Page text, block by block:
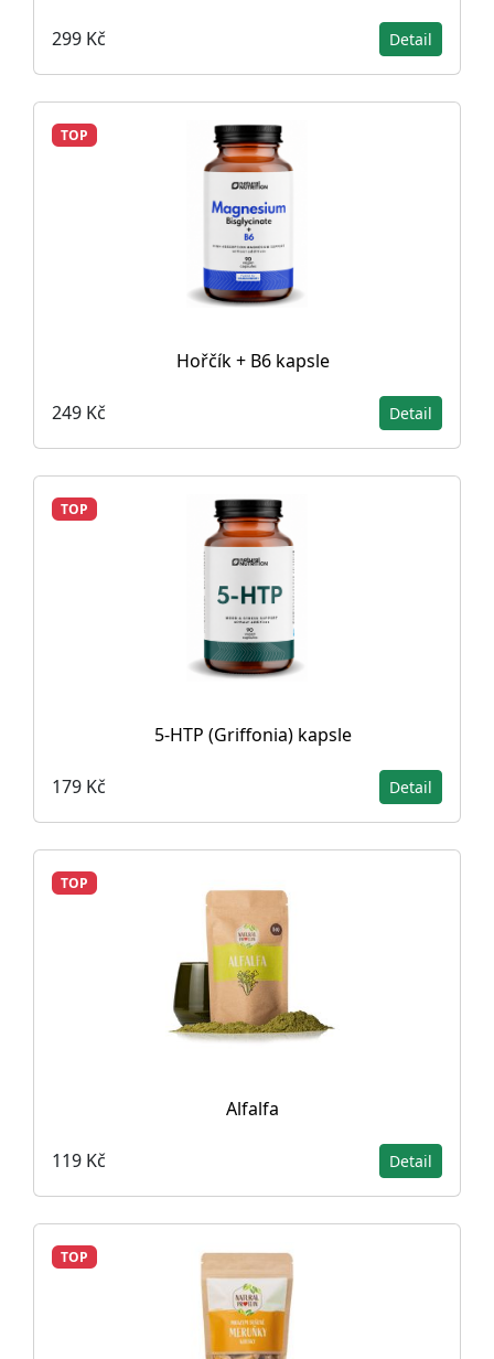
299 Kč Detail
TOP
Hořčík + B6 kapsle
249 Kč Detail
TOP
5-HTP (Griffonia) kapsle
179 Kč Detail
TOP
Alfalfa
119 Kč Detail
TOP